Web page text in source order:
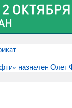
назначен Олег